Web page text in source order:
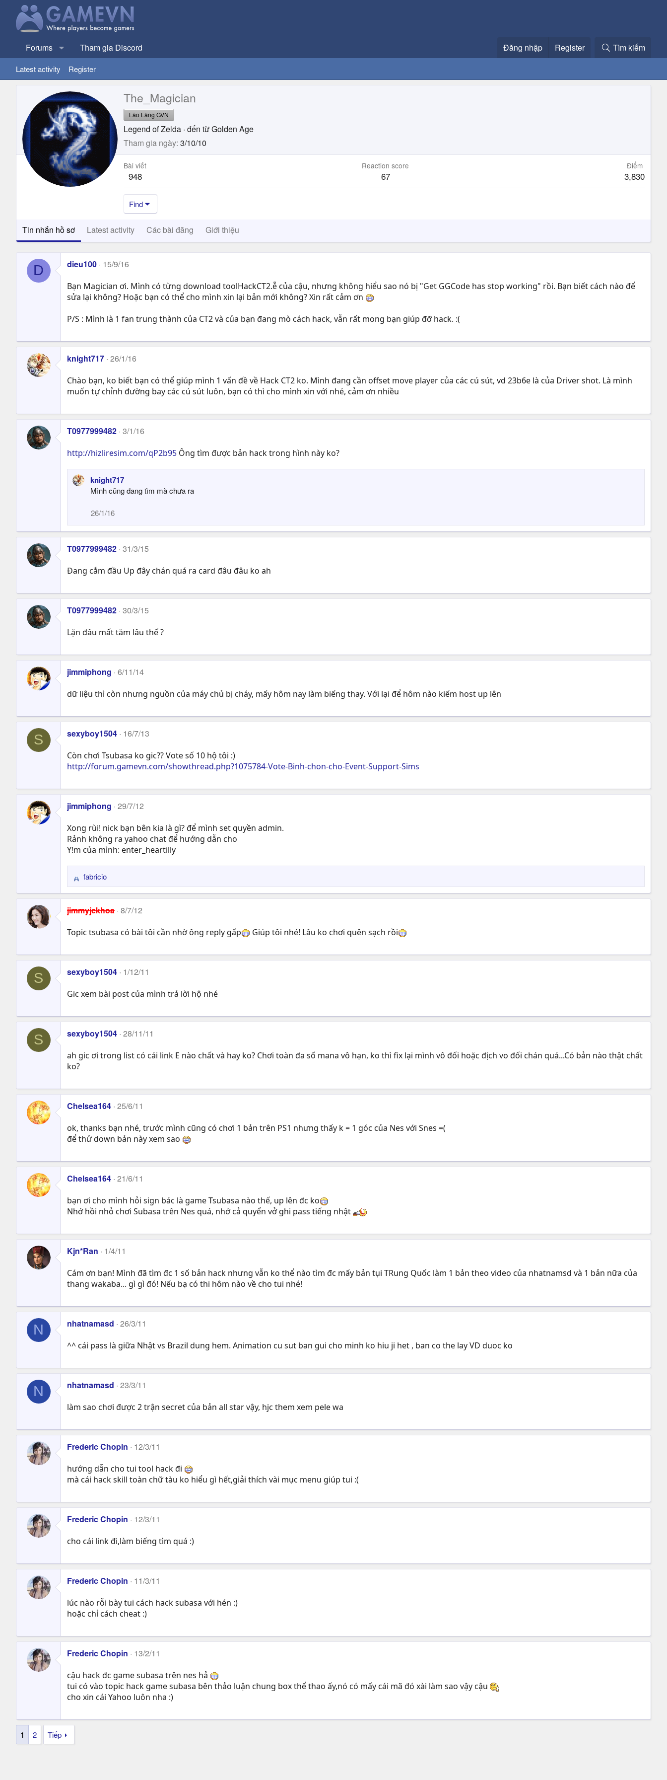
Forums Tham gia Discord Đăng nhập Register Tìm kiếm
Latest activity Register
The_Magician
Lão Làng GVN
Legend of Zelda · đến từGolden Age
Tham gia ngày 3/10/10
Bài viết
948
Reaction score
67
Điểm
3,830
Find
Tin nhắn hồ sơ Latest activity Các bài đăng Giới thiệu
D dieu100 15/9/16
Bạn Magician ơi. Mình có từng download toolHackCT2.ễ của cậu, nhưng không hiểu sao nó bị "Get GGCode has stop working" rồi. Bạn biết cách nào để
sửa lại không? Hoặc bạn có thể cho mình xin lại bản mới không? Xin rất cảm ơn
P/S : Mình là 1 fan trung thành của CT2 và của bạn đang mò cách hack, vẫn rất mong bạn giúp đỡ hack. :(
knight717 26/1/16
Chào bạn, ko biết bạn có thể giúp mình 1 vấn đề về Hack CT2 ko. Mình đang cần offset move player của các cú sút, vd 23b6e là của Driver shot. Là mình
muốn tự chỉnh đường bay các cú sút luôn, bạn có thì cho mình xin với nhé, cảm ơn nhiều
T0977999482 3/1/16
http://hizliresim.com/qP2b95 Ông tìm được bản hack trong hình này ko?
knight717
Mình cũng đang tìm mà chưa ra
26/1/16
T0977999482 31/3/15
Đang cắm đầu Up đây chán quá ra card đâu đâu ko ah
T0977999482 30/3/15
Lặn đâu mất tăm lâu thế ?
jimmiphong 6/11/14
dữ liệu thì còn nhưng nguồn của máy chủ bị cháy, mấy hôm nay làm biếng thay. Với lại để hôm nào kiếm host up lên
S sexyboy1504 16/7/13
Còn chơi Tsubasa ko gic?? Vote số 10 hộ tôi :)
http://forum.gamevn.com/showthread.php?1075784-Vote-Binh-chon-cho-Event-Support-Sims
jimmiphong 29/7/12
Xong rùi! nick bạn bên kia là gì? để mình set quyền admin.
Rảnh không ra yahoo chat để hướng dẫn cho
Y!m của mình: enter_heartilly
R
e
a
c
i
n
s
:
fabricio
jimmyjckhoa 8/7/12
Topic tsubasa có bài tôi cần nhờ ông reply gấp Giúp tôi nhé! Lâu ko chơi quên sạch rồi
S sexyboy1504 1/12/11
Gic xem bài post của mình trả lời hộ nhé
S sexyboy1504 28/11/11
ah gic ơi trong list có cái link E nào chất và hay ko? Chơi toàn đa số mana vô hạn, ko thì fix lại mình vô đối hoặc địch vo đối chán quá...Có bản nào thật chất
ko?
Chelsea164 25/6/11
ok, thanks bạn nhé, trước mình cũng có chơi 1 bản trên PS1 nhưng thấy k = 1 góc của Nes với Snes =(
để thử down bản này xem sao
Chelsea164 21/6/11
bạn ơi cho mình hỏi sign bác là game Tsubasa nào thế, up lên đc ko
Nhớ hồi nhỏ chơi Subasa trên Nes quá, nhớ cả quyển vở ghi pass tiếng nhật
Kjn*Ran 1/4/11
Cám ơn bạn! Mình đã tìm đc 1 số bản hack nhưng vẫn ko thể nào tìm đc mấy bản tụi TRung Quốc làm 1 bản theo video của nhatnamsd và 1 bản nữa của
thang wakaba... gì gì đó! Nếu bạ có thi hôm nào về cho tui nhé!
N nhatnamasd 26/3/11
^^ cái pass là giữa Nhật vs Brazil dung hem. Animation cu sut ban gui cho minh ko hiu ji het , ban co the lay VD duoc ko
N nhatnamasd 23/3/11
làm sao chơi được 2 trận secret của bản all star vậy, hjc them xem pele wa
Frederic Chopin 12/3/11
hướng dẫn cho tui tool hack đi
mà cái hack skill toàn chữ tàu ko hiểu gì hết,giải thích vài mục menu giúp tui :(
Frederic Chopin 12/3/11
cho cái link đi,làm biếng tìm quá :)
Frederic Chopin 11/3/11
lúc nào rỗi bày tui cách hack subasa với hén :)
hoặc chỉ cách cheat :)
Frederic Chopin 13/2/11
cậu hack đc game subasa trên nes hả
tui có vào topic hack game subasa bên thảo luận chung box thể thao ấy,nó có mấy cái mã đó xài làm sao vậy cậu
cho xin cái Yahoo luôn nha :)
1 2 Tiếp